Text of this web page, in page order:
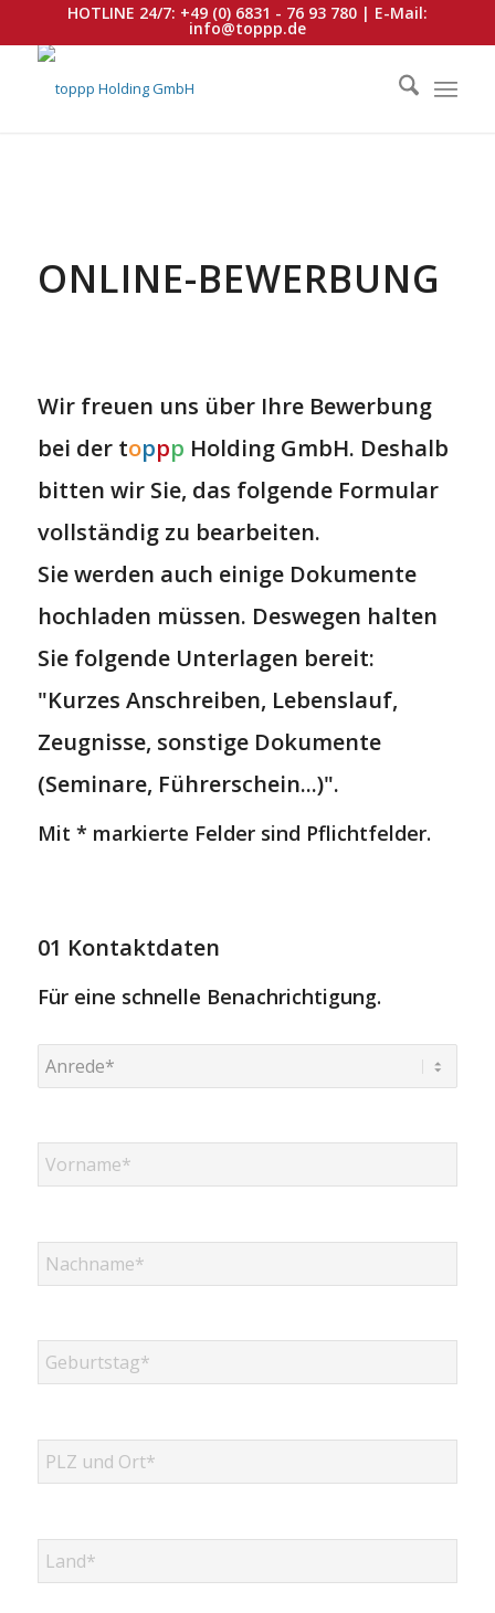
HOTLINE 24/7: +49 (0) 6831 - 76 93 780| E-Mail:
info@toppp.de
ONLINE-BEWERBUNG
Wir freuen uns über Ihre Bewerbung
bei der toppp Holding GmbH. Deshalb
bitten wir Sie, das folgende Formular
vollständig zu bearbeiten.
Sie werden auch einige Dokumente
hochladen müssen. Deswegen halten
Sie folgende Unterlagen bereit:
"Kurzes Anschreiben, Lebenslauf,
Zeugnisse, sonstige Dokumente
(Seminare, Führerschein...)".
Mit * markierte Felder sind Pflichtfelder.
01 Kontaktdaten
Für eine schnelle Benachrichtigung.